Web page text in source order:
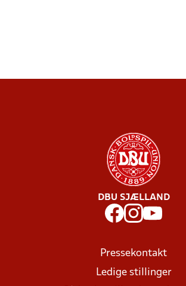
DBU SJÆLLAND
Pressekontakt
Ledige stillinger